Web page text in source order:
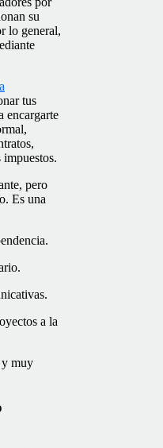
su
lo general,
tus
encargarte
pero
Es una
a la
y muy